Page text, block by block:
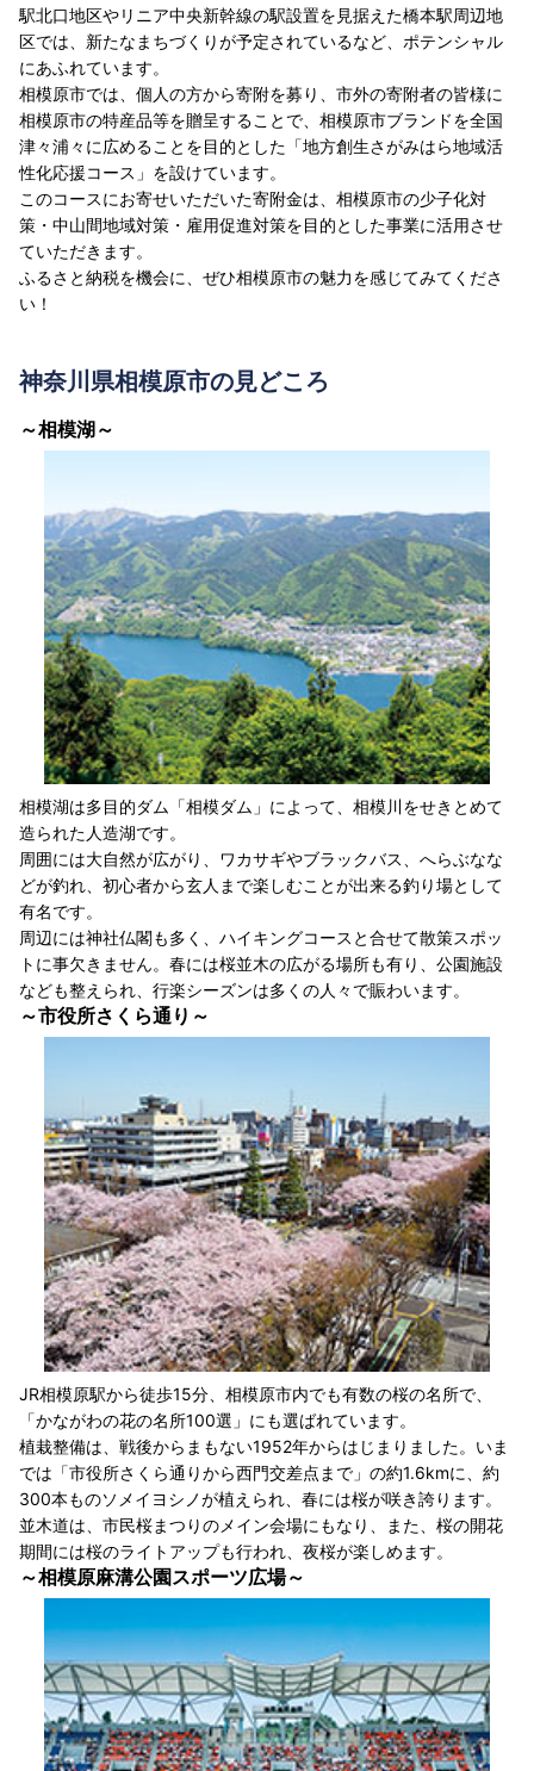
駅北口地区やリニア中央新幹線の駅設置を見据えた橋本駅周辺地
区では、新たなまちづくりが予定されているなど、ポテンシャル
にあふれています。
相模原市では、個人の方から寄附を募り、市外の寄附者の皆様に
相模原市の特産品等を贈呈することで、相模原市ブランドを全国
津々浦々に広めることを目的とした「地方創生さがみはら地域活
性化応援コース」を設けています。
このコースにお寄せいただいた寄附金は、相模原市の少子化対
策・中山間地域対策・雇用促進対策を目的とした事業に活用させ
ていただきます。
ふるさと納税を機会に、ぜひ相模原市の魅力を感じてみてくださ
い！
神奈川県相模原市の見どころ
～相模湖～
相模湖は多目的ダム「相模ダム」によって、相模川をせきとめて
造られた人造湖です。
周囲には大自然が広がり、ワカサギやブラックバス、へらぶなな
どが釣れ、初心者から玄人まで楽しむことが出来る釣り場として
有名です。
周辺には神社仏閣も多く、ハイキングコースと合せて散策スポッ
トに事欠きません。春には桜並木の広がる場所も有り、公園施設
なども整えられ、行楽シーズンは多くの人々で賑わいます。
～市役所さくら通り～
JR相模原駅から徒歩15分、相模原市内でも有数の桜の名所で、
「かながわの花の名所100選」にも選ばれています。
植栽整備は、戦後からまもない1952年からはじまりました。いま
では「市役所さくら通りから⻄⾨交差点まで」の約1.6kmに、約
300本ものソメイヨシノが植えられ、春には桜が咲き誇ります。
並⽊道は、市⺠桜まつりのメイン会場にもなり、また、桜の開花
期間には桜のライトアップも⾏われ、夜桜が楽しめます。
～相模原麻溝公園スポーツ広場～